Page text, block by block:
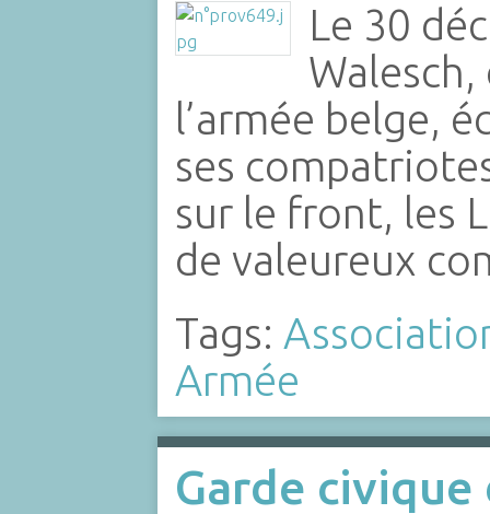
Le 30
Walesch,
l’armée belge,
ses
sur le front, les
de valeureux
Tags:
Armée
Garde civique